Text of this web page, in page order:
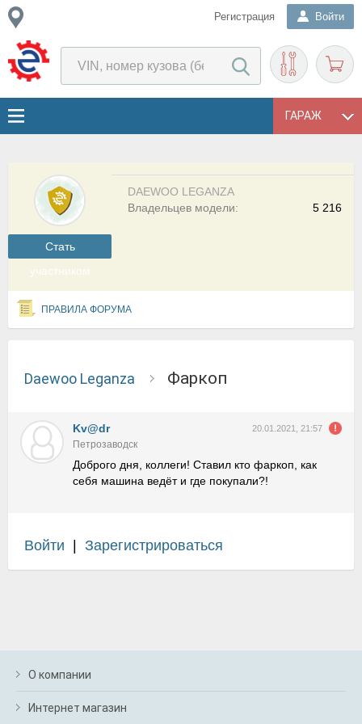
Регистрация Войти
ГАРАЖ
Cтать
участником
DAEWOO LEGANZA
5 216
Владельцев модели:
ПРАВИЛА ФОРУМА
Daewoo Leganza Фаркоп
Kv@dr 20.01.2021, 21:57
Петрозаводск
Доброго дня, коллеги! Ставил кто фаркоп, как
себя машина ведёт и где покупали?!
Войти Зарегистрироваться
О компании
Интернет магазин